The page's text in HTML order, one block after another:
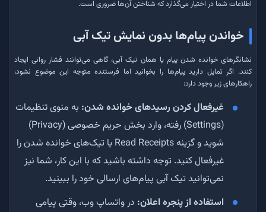
اطلاعات شما در اختیار می‌گذارد که شناختن آن‌ها ضروری است.
خواندن پیام‌ها بدون نمایش تیک آبی
نشانگرهای خوانده شدن پیام یا همان تیک آبی، گاهی می‌توانند فشار روانی ایجاد
کنند. اگر تمایل دارید پیام‌ها را بخوانید اما فرستنده متوجه این موضوع نشود،
راهکارهای زیر وجود دارد:
غیرفعال کردن رسیدهای خوانده شدن: به منوی تنظیمات
(Settings) رفته، وارد بخش حریم خصوصی (Privacy)
شوید و گزینه Read Receipts یا تیک‌های خوانده شدن را
غیرفعال کنید. توجه داشته باشید که با این کار، شما نیز
نمی‌توانید تیک آبی پیام‌های ارسالی خود را ببینید.
استفاده از پنجره اعلان: در واتساپ وب، وقتی پیامی